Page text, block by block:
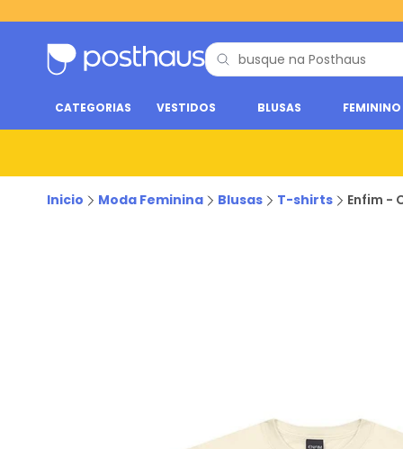
CATEGORIAS VESTIDOS BLUSAS FEMININO
Inicio Moda Feminina Blusas T-shirts Enfim -